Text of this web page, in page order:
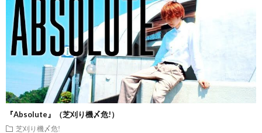
『Absolute』（芝刈り機〆危!）
芝刈り機〆危!